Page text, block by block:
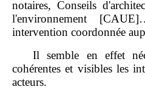
notaires, Conseils
l'environnement
intervention coordonnée
Il semble en effet
cohérentes et visibles les
acteurs.